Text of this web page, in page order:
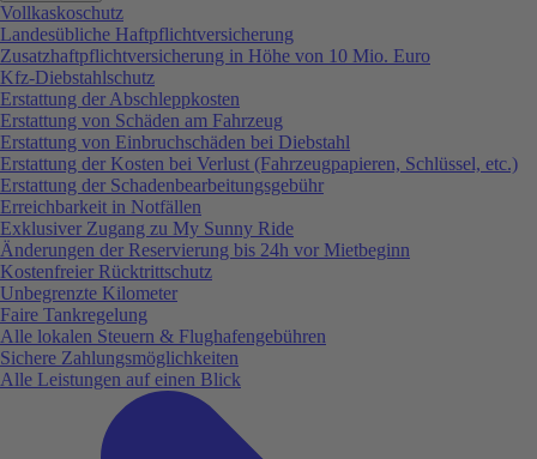
Vollkaskoschutz
Landesübliche Haftpflichtversicherung
Zusatzhaftpflichtversicherung in Höhe von 10 Mio. Euro
Kfz-Diebstahlschutz
Erstattung der Abschleppkosten
Erstattung von Schäden am Fahrzeug
Erstattung von Einbruchschäden bei Diebstahl
Erstattung der Kosten bei Verlust (Fahrzeugpapieren, Schlüssel, etc.)
Erstattung der Schadenbearbeitungsgebühr
Erreichbarkeit in Notfällen
Exklusiver Zugang zu My Sunny Ride
Änderungen der Reservierung bis 24h vor Mietbeginn
Kostenfreier Rücktrittschutz
Unbegrenzte Kilometer
Faire Tankregelung
Alle lokalen Steuern & Flughafengebühren
Sichere Zahlungsmöglichkeiten
Alle Leistungen auf einen Blick